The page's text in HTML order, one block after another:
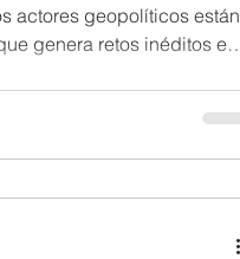
actores geopolíticos están
genera retos inéditos en
proteger tanto sus
sensible de los pacientes.